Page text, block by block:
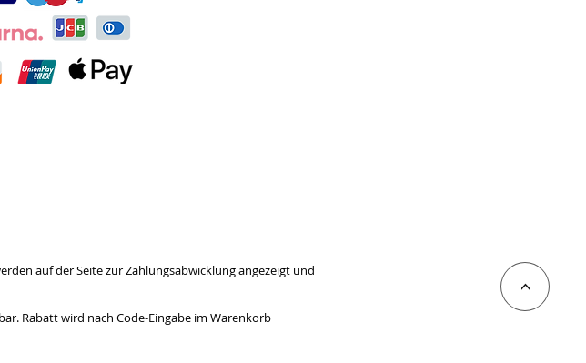
auf der Seite zur Zahlungsabwicklung angezeigt und
Rabatt wird nach Code-Eingabe im Warenkorb
<